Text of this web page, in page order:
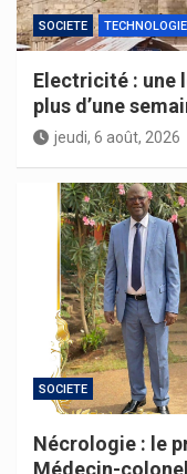
SOCIETE
Electricité : une
plus d’une
jeudi, 6 août, 2026
SOCIETE
Nécrologie : le
Médecin-